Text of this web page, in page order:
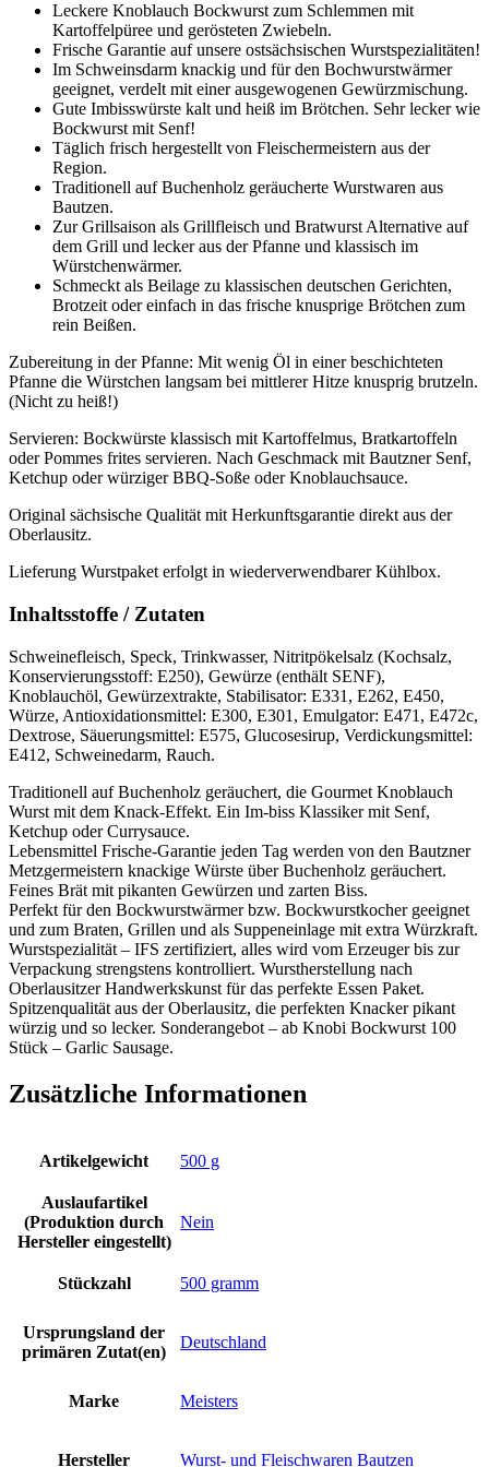
Leckere Knoblauch Bockwurstzum Schlemmen mit
Kartoffelpüree und gerösteten Zwiebeln.
Frische Garantie auf unsere ostsächsischen Wurstspezialitäten!
Im Schweinsdarm knackig und für den Bochwurstwärmer
geeignet, verdelt mit einer ausgewogenen Gewürzmischung.
Gute Imbisswürste kalt und heiß im Brötchen. Sehrlecker wie
Bockwurst mit Senf!
Täglich frisch hergestelltvon Fleischermeistern aus der
Region.
Traditionell auf Buchenholz geräucherte Wurstwaren aus
Bautzen.
ZurGrillsaison als Grillfleisch und Bratwurst Alternative auf
dem Grill und lecker aus der Pfanne und klassisch im
Würstchenwärmer.
Schmeckt als Beilage zu klassischen deutschen Gerichten,
Brotzeit oder einfach in das frische knusprige Brötchen zum
rein Beißen.
Zubereitung in der Pfanne: Mit wenig Öl in einer beschichteten
Pfanne die Würstchen langsam bei mittlerer Hitze knusprig brutzeln.
(Nicht zu heiß!)
Servieren: Bockwürste klassisch mit Kartoffelmus, Bratkartoffeln
oder Pommes frites servieren. Nach Geschmack mit Bautzner Senf,
Ketchup oder würziger BBQ-Soße oder Knoblauchsauce.
Original sächsische Qualität mit Herkunftsgarantie direkt aus der
Oberlausitz.
Lieferung Wurstpaket erfolgt in wiederverwendbarer Kühlbox.
Inhaltsstoffe / Zutaten
Schweinefleisch, Speck, Trinkwasser, Nitritpökelsalz (Kochsalz,
Konservierungsstoff: E250), Gewürze (enthält SENF),
Knoblauchöl, Gewürzextrakte, Stabilisator: E331, E262, E450,
Würze, Antioxidationsmittel: E300, E301, Emulgator: E471, E472c,
Dextrose, Säuerungsmittel: E575, Glucosesirup, Verdickungsmittel:
E412, Schweinedarm, Rauch.
Traditionell auf Buchenholz geräuchert, die Gourmet Knoblauch
Wurst mit dem Knack-Effekt. Ein Im-biss Klassiker mit Senf,
Ketchup oder Currysauce.
Lebensmittel Frische-Garantie jeden Tag werden von den Bautzner
Metzgermeistern knackige Würste über Buchenholz geräuchert.
Feines Brät mit pikanten Gewürzen und zarten Biss.
Perfekt für den Bockwurstwärmer bzw. Bockwurstkocher geeignet
und zum Braten, Grillen und als Suppeneinlage mit extra Würzkraft.
Wurstspezialität – IFS zertifiziert, alles wird vom Erzeuger bis zur
Verpackung strengstens kontrolliert. Wurstherstellung nach
Oberlausitzer Handwerkskunst für das perfekte Essen Paket.
Spitzenqualität aus der Oberlausitz, die perfekten Knacker pikant
würzig und so lecker. Sonderangebot – ab Knobi Bockwurst 100
Stück – Garlic Sausage.
Zusätzliche Informationen
Artikelgewicht ‎500 g
Auslaufartikel
(Produktion durch
Hersteller eingestellt)
‎Nein
Stückzahl ‎500 gramm
Ursprungsland der
primären Zutat(en)
‎Deutschland
Marke ‎Meisters
Hersteller ‎Wurst- und Fleischwaren Bautzen